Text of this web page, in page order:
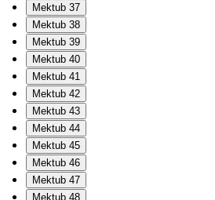
Mektub 37
Mektub 38
Mektub 39
Mektub 40
Mektub 41
Mektub 42
Mektub 43
Mektub 44
Mektub 45
Mektub 46
Mektub 47
Mektub 48